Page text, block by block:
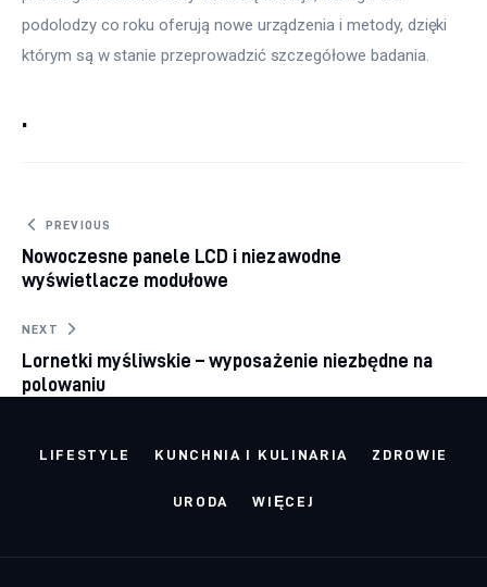
podolodzy co roku oferują nowe urządzenia i metody, dzięki
którym są w stanie przeprowadzić szczegółowe badania.
.
Nawigacja wpisu
PREVIOUS
Nowoczesne panele LCD i niezawodne
wyświetlacze modułowe
NEXT
Lornetki myśliwskie – wyposażenie niezbędne na
polowaniu
LIFESTYLE KUNCHNIA I KULINARIA ZDROWIE
URODA WIĘCEJ